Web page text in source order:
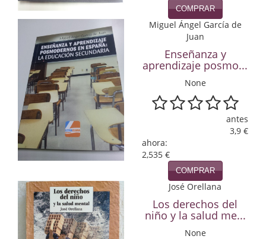
Historia
historia
Infantil y juvenil
Infantil y juvenil. Nuevo!!
Infantil y juvenil. Nuevo!!!
Informática
Literatura hispanoamericana
Local
COMPRAR
Miguel Ángel García de
Juan
Enseñanza y
aprendizaje posmo...
None
antes
3,9 €
ahora:
2,535 €
COMPRAR
José Orellana
Los derechos del
niño y la salud me...
None